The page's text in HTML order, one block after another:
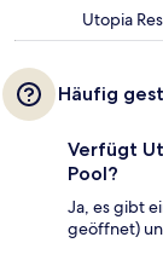
Utopia
Häufig
Verfügt
Pool?
Ja, es gibt
geöffnet)